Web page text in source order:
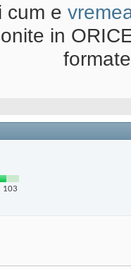
cum e
in
103